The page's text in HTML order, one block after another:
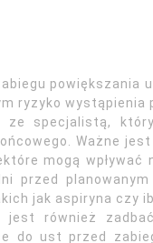
ryzyko wystąpienia
ze specjalistą,
Ważne
mogą
przed
jak aspiryna czy
jest również
do ust przed